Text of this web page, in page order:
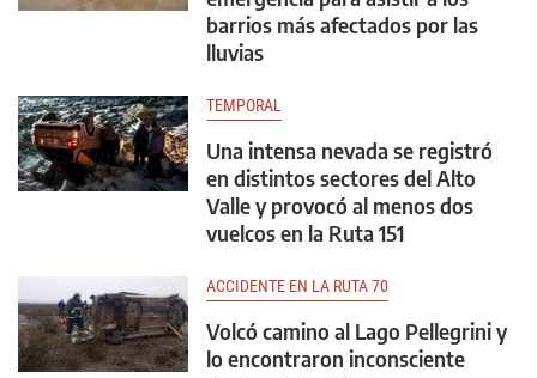
barrios más afectados por las
lluvias
TEMPORAL
Una intensa nevada se registró
en distintos sectores del Alto
Valle y provocó al menos dos
vuelcos en la Ruta 151
ACCIDENTE EN LA RUTA 70
Volcó camino al Lago Pellegrini y
lo encontraron inconsciente